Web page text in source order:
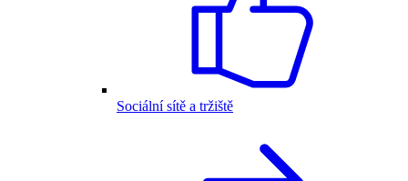
Sociální sítě a tržiště